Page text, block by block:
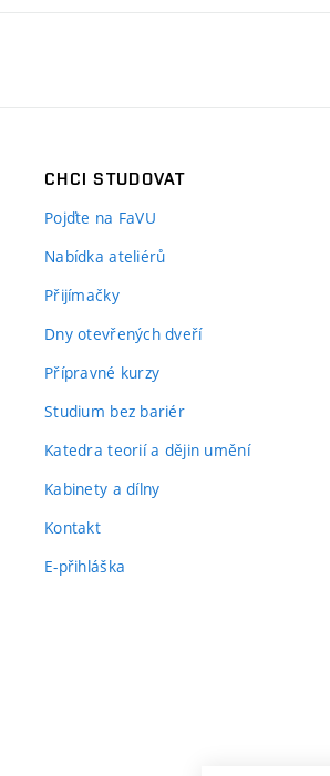
CHCI STUDOVAT
Pojďte na FaVU
Nabídka ateliérů
Přijímačky
Dny otevřených dveří
Přípravné kurzy
Studium bez bariér
Katedra teorií a dějin umění
Kabinety a dílny
Kontakt
E-přihláška